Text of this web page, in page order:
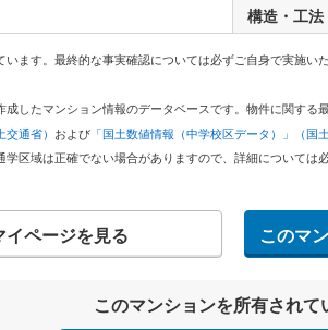
構造・工法
ます。最終的な事実確認については必ずご自身で実施い
したマンション情報のデータベースです。物件に関する
通省） および 「国土数値情報（中学校区データ）」（国
区域は正確でない場合がありますので、詳細については
イページを見る このマ
このマンションを所有されて